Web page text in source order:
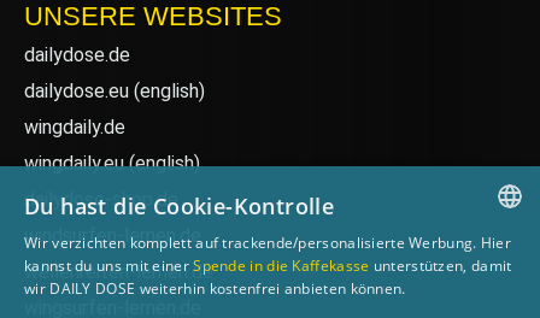
UNSERE WEBSITES
dailydose.de
dailydose.eu (english)
wingdaily.de
wingdaily.eu(english)
dailydose-shop.de
windsurfen-lernen.de
wellenreiten-lernen.de
GERMAN
Du hast die Cookie-Kontrolle
Wir verzichten komplett auf trackende/personalisierte Werbung. Hier
kannst du uns mit einerSpende in die Kaffekasse unterstützen, damit
wir DAILY DOSE weiterhin kostenfrei anbieten können.